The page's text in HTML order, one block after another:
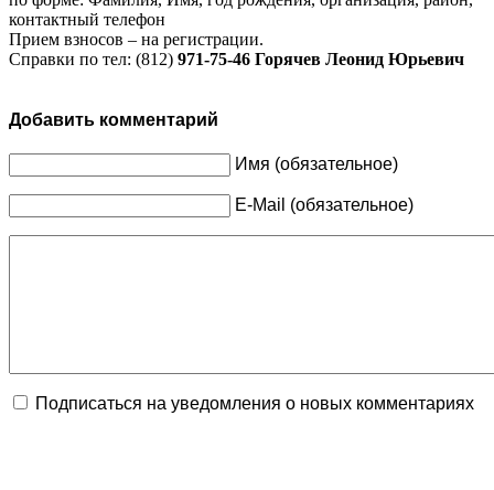
контактный телефон
Прием взносов – на регистрации.
Справки по тел: (812) 971-75-46 Горячев Леонид Юрьевич
Добавить комментарий
Имя (обязательное)
E-Mail (обязательное)
Подписаться на уведомления о новых комментариях